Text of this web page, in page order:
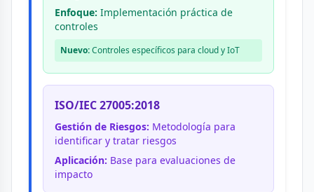
Enfoque: Implementación práctica de
controles
Nuevo:Controles específicos para cloud y IoT
ISO/IEC 27005:2018
Gestión de Riesgos: Metodología para
identificar y tratar riesgos
Aplicación: Base para evaluaciones de
impacto